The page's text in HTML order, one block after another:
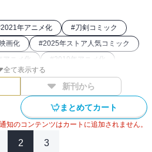
2021年アニメ化 #刀剣コミック
画化 #2025年ストア人気コミック
ニメ化 #2019年アニメ化
#2023年アニメ化
ック
2020年映画化
全て表示する
新刊から
まとめてカート
知のコンテンツはカートに追加されません。
2 3